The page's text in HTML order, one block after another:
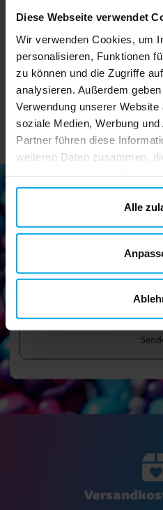
Diese Webseite verwendet
Wir verwenden Cookies, um
personalisieren, Funktionen
zu können und die Zugriffe
analysieren. Außerdem
Verwendung unserer
soziale Medien, Werbung
Partner führen diese
weiteren Daten zusammen,
gesammelt haben. Ihre
Alle
Preis:0,99 €
0,99 €
IN DEN KORB
Melden Sie sich für unseren